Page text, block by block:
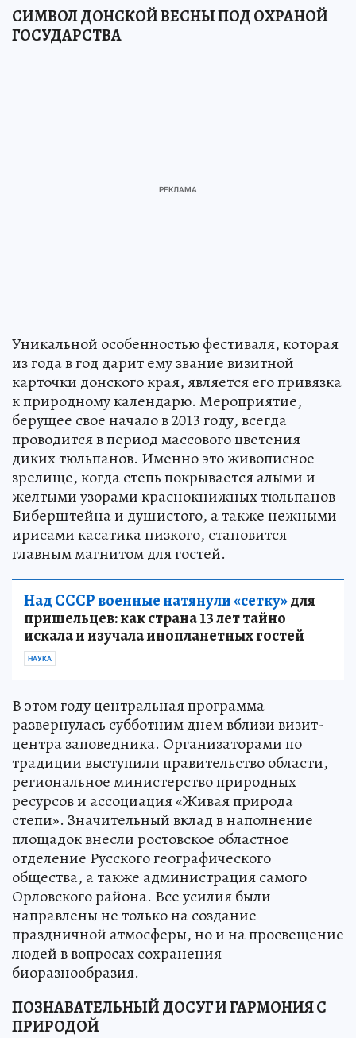
СИМВОЛ ДОНСКОЙ ВЕСНЫ ПОД ОХРАНОЙ
ГОСУДАРСТВА
Уникальной особенностью фестиваля, которая
из года в год дарит ему звание визитной
карточки донского края, является его привязка
к природному календарю. Мероприятие,
берущее свое начало в 2013 году, всегда
проводится в период массового цветения
диких тюльпанов. Именно это живописное
зрелище, когда степь покрывается алыми и
желтыми узорами краснокнижных тюльпанов
Биберштейна и душистого, а также нежными
ирисами касатика низкого, становится
главным магнитом для гостей.
Над СССР военные натянули «сетку»для
пришельцев: как страна 13 лет тайно
искала и изучала инопланетных гостей
НАУКА
В этом году центральная программа
развернулась субботним днем вблизи визит-
центра заповедника. Организаторами по
традиции выступили правительство области,
региональное министерство природных
ресурсов и ассоциация «Живая природа
степи». Значительный вклад в наполнение
площадок внесли ростовское областное
отделение Русского географического
общества, а также администрация самого
Орловского района. Все усилия были
направлены не только на создание
праздничной атмосферы, но и на просвещение
людей в вопросах сохранения
биоразнообразия.
ПОЗНАВАТЕЛЬНЫЙ ДОСУГ И ГАРМОНИЯ С
ПРИРОДОЙ